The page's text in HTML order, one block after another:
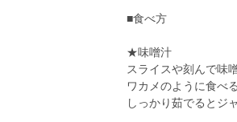
■食べ方
★味噌汁
スライスや刻んで味
ワカメのように食べ
しっかり茹でるとジ